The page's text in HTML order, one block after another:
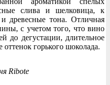
слива и шелковица, к
древесные тона. Отличная
с учетом того, что вино
до дегустации, длительное
оттенок горького шоколада.
Ribote